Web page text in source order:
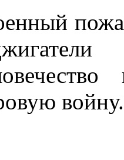
войну.